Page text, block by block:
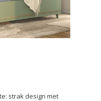
strak design met